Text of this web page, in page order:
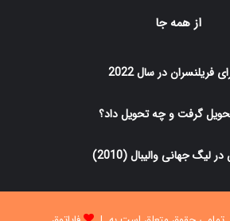
از همه جا
گرفت و چه تحویل داد؟
لیگ جهانی والیبال (2010)